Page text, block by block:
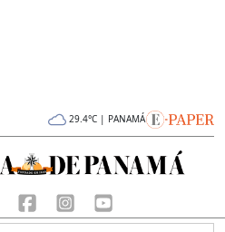
29.4°C | PANAMÁ